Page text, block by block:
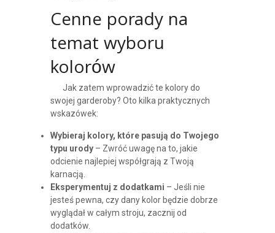
Cenne porady na
temat wyboru
kolorów
Jak zatem wprowadzić te kolory do
swojej garderoby? Oto kilka praktycznych
wskazówek:
Wybieraj kolory, które pasują do Twojego
typu urody– Zwróć uwagę na to, jakie
odcienie najlepiej współgrają z Twoją
karnacją.
Eksperymentuj z dodatkami – Jeśli nie
jesteś pewna, czy dany kolor będzie dobrze
wyglądał w całym stroju, zacznij od
dodatków.